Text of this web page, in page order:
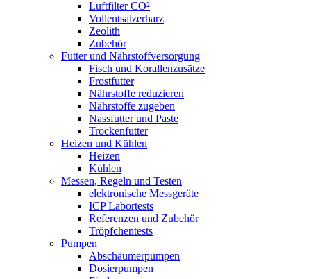
Luftfilter CO²
Vollentsalzerharz
Zeolith
Zubehör
Futter und Nährstoffversorgung
Fisch und Korallenzusätze
Frostfutter
Nährstoffe reduzieren
Nährstoffe zugeben
Nassfutter und Paste
Trockenfutter
Heizen und Kühlen
Heizen
Kühlen
Messen, Regeln und Testen
elektronische Messgeräte
ICP Labortests
Referenzen und Zubehör
Tröpfchentests
Pumpen
Abschäumerpumpen
Dosierpumpen